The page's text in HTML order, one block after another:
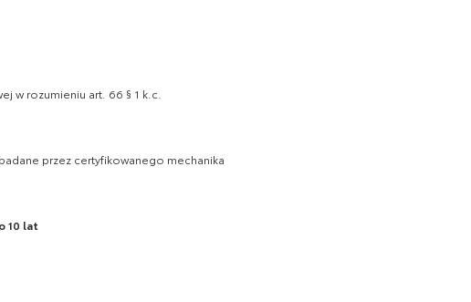
w rozumieniu art. 66 § 1 k.c.
przez certyfikowanego mechanika
10 lat